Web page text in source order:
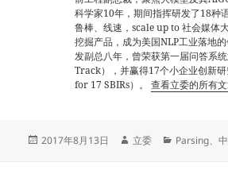
科学家10年，期间指挥研发了18种
鲁棒、线速，scale up to 社会媒体
挖掘产品，成为美国NLP工业落地
发副总八年，曾荣获第一届问答系
Track），并赢得17个小企业创新
for 17 SBIRs）。查看立委的所有
发
2017年8月13日
作
立委
分
Parsing、